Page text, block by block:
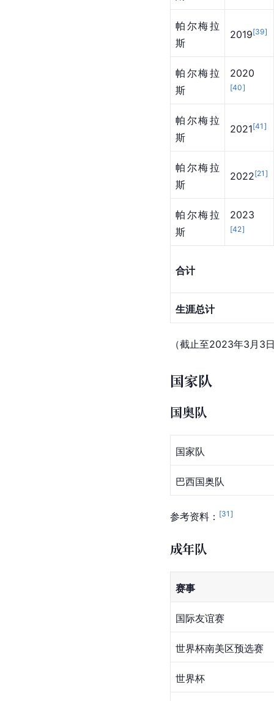
帕尔梅拉
斯
2019[39]
帕尔梅拉
斯
2020
[40]
帕尔梅拉
斯
2021[41 ]
帕尔梅拉
斯
2022[21 ]
帕尔梅拉
斯
2023
[42]
合计
生涯总计
（截止至2023年3月3
国家队
国奥队
国家队
巴西国奥队
参考资料： [31 ]
成年队
赛事
国际友谊赛
世界杯南美区预选赛
世界杯